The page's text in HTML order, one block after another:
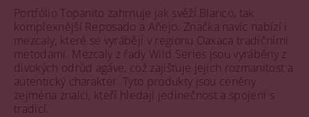
Portfólio Topanito zahrnuje jak svěží Blanco, tak
komplexnější Reposado a Añejo. Značka navíc nabízí i
mezcaly, které se vyrábějí v regionu Oaxaca tradičními
metodami. Mezcaly z řady Wild Series jsou vyráběny z
divokých odrůd agáve, což zajišťuje jejich rozmanitost a
autentický charakter. Tyto produkty jsou ceněny
zejména znalci, kteří hledají jedinečnost a spojení s
tradicí.